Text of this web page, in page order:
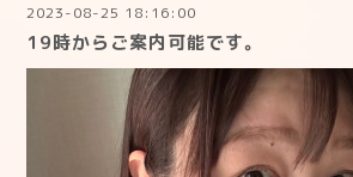
2023-08-25 18:16:00
19時からご案内可能です。